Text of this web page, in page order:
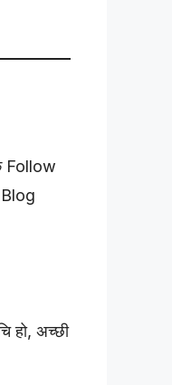
Follow
Blog
हो, अच्छी